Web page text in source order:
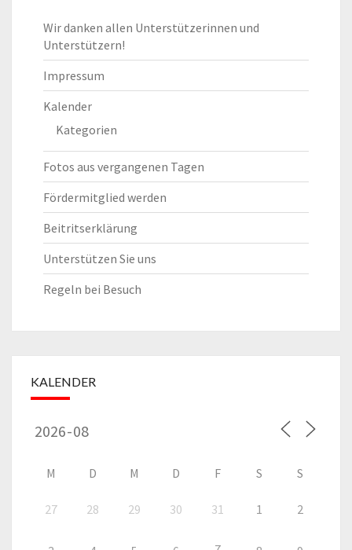
Wir danken allen Unterstützerinnen und
Unterstützern!
Impressum
Kalender
Kategorien
Fotos aus vergangenen Tagen
Fördermitglied werden
Beitritserklärung
Unterstützen Sie uns
Regeln bei Besuch
KALENDER
M D M D F S S
27 28 29 30 31 1 2